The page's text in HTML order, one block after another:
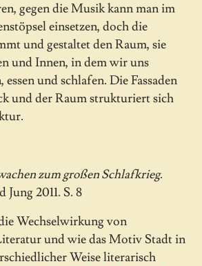
gegen die Musik kann man im
einsetzen, doch die
und gestaltet den Raum, sie
und Innen, in dem wir uns
essen und schlafen. Die Fassaden
und der Raum strukturiert sich
zum großen Schlafkrieg.
Jung 2011. S. 8
Wechselwirkung von
und wie das Motiv Stadt in
Weise literarisch